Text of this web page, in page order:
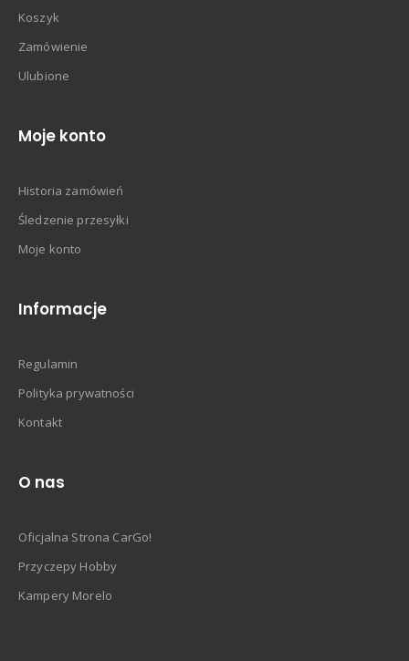
Koszyk
Zamówienie
Ulubione
Moje konto
Historia zamówień
Śledzenie przesyłki
Moje konto
Informacje
Regulamin
Polityka prywatności
Kontakt
O nas
Oficjalna Strona CarGo!
Przyczepy Hobby
Kampery Morelo